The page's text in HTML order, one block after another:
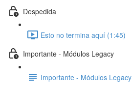
Despedida
Esto no termina aquí (1:45)
Importante - Módulos Legacy
Importante - Módulos Legacy